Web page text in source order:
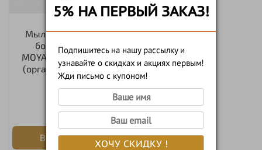
5% НА ПЕРВЫЙ ЗАКАЗ!
Подпишитесь на нашу рассылку и
узнавайте о скидках и акциях первым!
Жди письмо с купоном!
ХОЧУ СКИДКУ !
Мыло-шампунь для
бороды и волос
MOYABORODA "THOR"
(органик, дегтярное)
130гр.
900 руб
В корзину